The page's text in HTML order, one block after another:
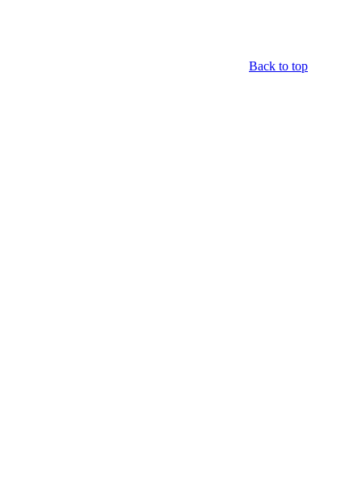
Back to top